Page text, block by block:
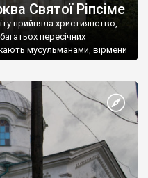
Святої Ріпсіме
прийняла християнство,
пересічних
мусульманами, вірмени